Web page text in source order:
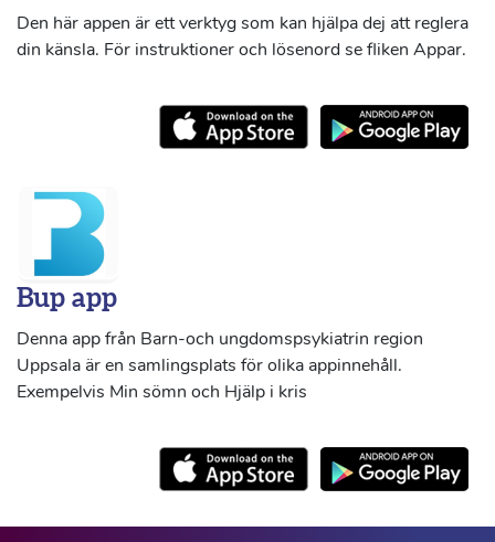
Den här appen är ett verktyg som kan hjälpa dej att reglera
din känsla. För instruktioner och lösenord se fliken Appar.
Bup app
Denna app från Barn-och ungdomspsykiatrin region
Uppsala är en samlingsplats för olika appinnehåll.
Exempelvis Min sömn och Hjälp i kris